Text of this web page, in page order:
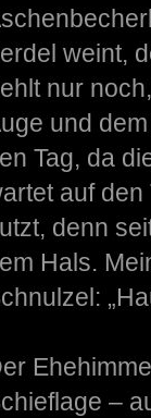
weint,
nur
und
Tag, da
auf
denn
Hals.
–